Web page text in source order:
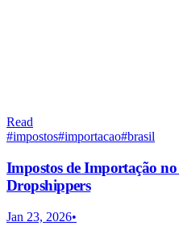
Read
#impostos#importacao#brasil
Impostos de Importação
Dropshippers
Jan 23, 2026•